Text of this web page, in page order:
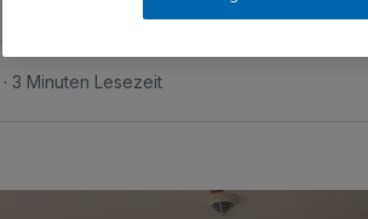
3 Minuten Lesezeit